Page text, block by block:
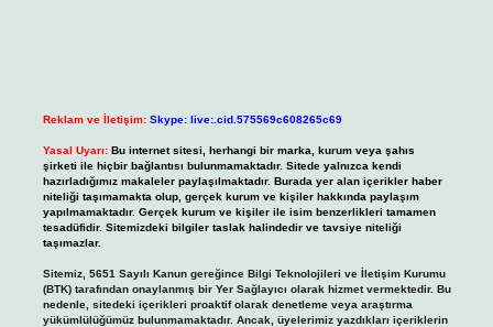
Reklam ve İletişim: Skype: live:.cid.575569c608265c69
Yasal Uyarı: Bu internet sitesi, herhangi bir marka, kurum veya şahıs
şirketi ile hiçbir bağlantısı bulunmamaktadır. Sitede yalnızca kendi
hazırladığımız makaleler paylaşılmaktadır. Burada yer alan içerikler haber
niteliği taşımamakta olup, gerçek kurum ve kişiler hakkında paylaşım
yapılmamaktadır. Gerçek kurum ve kişiler ile isim benzerlikleri tamamen
tesadüfidir. Sitemizdeki bilgiler taslak halindedir ve tavsiye niteliği
taşımazlar.
Sitemiz, 5651 Sayılı Kanun gereğince Bilgi Teknolojileri ve İletişim Kurumu
(BTK) tarafından onaylanmış bir Yer Sağlayıcı olarak hizmet vermektedir. Bu
nedenle, sitedeki içerikleri proaktif olarak denetleme veya araştırma
yükümlülüğümüz bulunmamaktadır. Ancak, üyelerimiz yazdıkları içeriklerin